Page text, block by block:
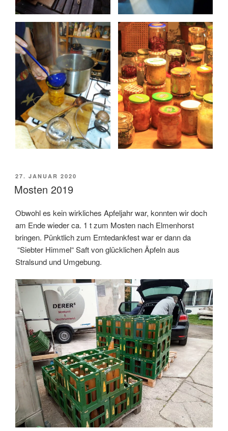
VERÖFFENTLICHT
AM
27. JANUAR 2020
Mosten 2019
Obwohl es kein wirkliches Apfeljahr war, konnten wir doch
am Ende wieder ca. 1 t zum Mosten nach Elmenhorst
bringen. Pünktlich zum Erntedankfest war er dann da
“Siebter Himmel“ Saft von glücklichen Äpfeln aus
Stralsund und Umgebung.